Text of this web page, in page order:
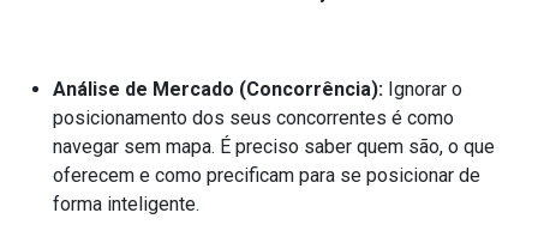
Análise de Mercado (Concorrência): Ignorar o
posicionamento dos seus concorrentes é como
navegar sem mapa. É preciso saber quem são, o que
oferecem e como precificam para se posicionar de
forma inteligente.